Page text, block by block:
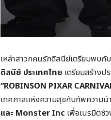
เหล่าสาวกคนรักดิสนีย์เตรียมพบกั
ดิสนีย์ ประเทศไทย เตรียมสร้าง
“ROBINSON PIXAR
เทศกาลแห่งความสุขกับทัพความ
และ Monster Inc เพื่อเนรมิตช่